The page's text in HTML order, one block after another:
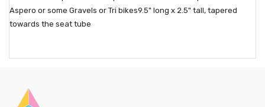
Aspero or some Gravels or Tri bikes9.5" long x 2.5" tall, tapered
towards the seat tube